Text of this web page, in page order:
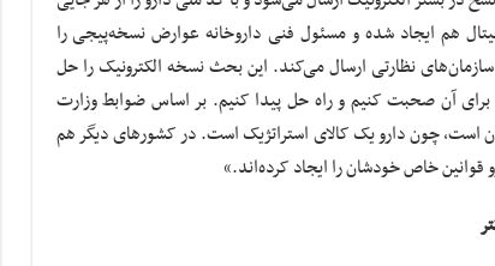
هم ایجاد شده و مسئول فنی داروخانه عوارض نسخه‌پیجی را
نظارتی ارسال می‌کند. این بحث نسخه الکترونیک را حل
آن صحبت کنیم و راه حل پیدا کنیم. بر اساس ضوابط وزارت
است، چون دارو یک کالای استراتژیک است. در کشورهای دیگر هم
قوانین خاص خودشان را ایجاد کرده‌اند.»